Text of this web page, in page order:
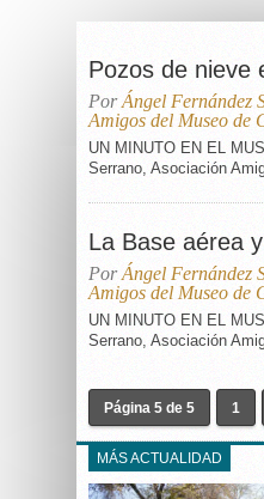
Pozos de nieve
PorÁngel Fernández
Amigos del Museo de
UN MINUTO EN EL
Serrano, Asociación
La Base aérea
PorÁngel Fernández
Amigos del Museo de
UN MINUTO EN EL
Serrano, Asociación
Página 5 de 5 1
MÁS ACTUALIDAD